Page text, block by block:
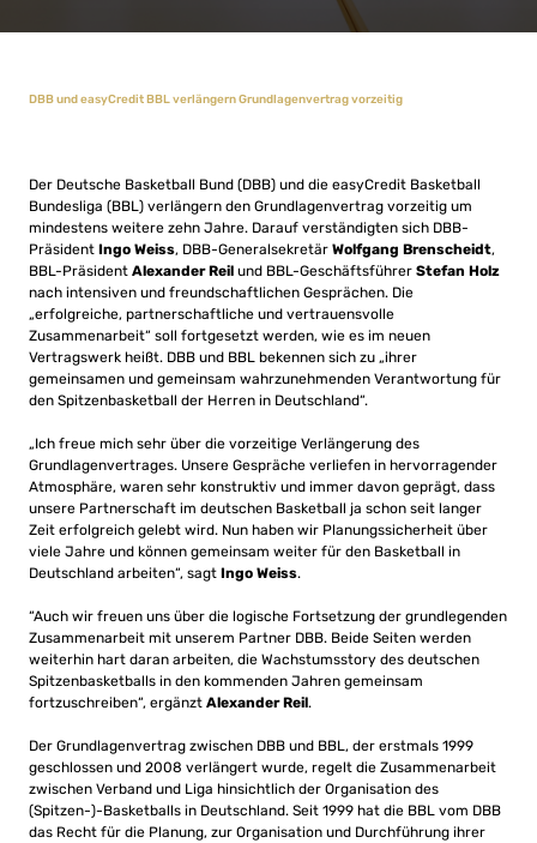
DBB und easyCredit BBL verlängern Grundlagenvertrag vorzeitig
Der Deutsche Basketball Bund (DBB) und die easyCredit Basketball
Bundesliga (BBL) verlängern den Grundlagenvertrag vorzeitig um
mindestens weitere zehn Jahre. Darauf verständigten sich DBB-
Präsident Ingo Weiss, DBB-Generalsekretär Wolfgang Brenscheidt,
BBL-Präsident Alexander Reil und BBL-Geschäftsführer Stefan Holz
nach intensiven und freundschaftlichen Gesprächen. Die
„erfolgreiche, partnerschaftliche und vertrauensvolle
Zusammenarbeit“ soll fortgesetzt werden, wie es im neuen
Vertragswerk heißt. DBB und BBL bekennen sich zu „ihrer
gemeinsamen und gemeinsam wahrzunehmenden Verantwortung für
den Spitzenbasketball der Herren in Deutschland“.
„Ich freue mich sehr über die vorzeitige Verlängerung des
Grundlagenvertrages. Unsere Gespräche verliefen in hervorragender
Atmosphäre, waren sehr konstruktiv und immer davon geprägt, dass
unsere Partnerschaft im deutschen Basketball ja schon seit langer
Zeit erfolgreich gelebt wird. Nun haben wir Planungssicherheit über
viele Jahre und können gemeinsam weiter für den Basketball in
Deutschland arbeiten“, sagt Ingo Weiss.
“Auch wir freuen uns über die logische Fortsetzung der grundlegenden
Zusammenarbeit mit unserem Partner DBB. Beide Seiten werden
weiterhin hart daran arbeiten, die Wachstumsstory des deutschen
Spitzenbasketballs in den kommenden Jahren gemeinsam
fortzuschreiben“, ergänzt Alexander Reil.
Der Grundlagenvertrag zwischen DBB und BBL, der erstmals 1999
geschlossen und 2008 verlängert wurde, regelt die Zusammenarbeit
zwischen Verband und Liga hinsichtlich der Organisation des
(Spitzen-)-Basketballs in Deutschland. Seit 1999 hat die BBL vom DBB
das Recht für die Planung, zur Organisation und Durchführung ihrer